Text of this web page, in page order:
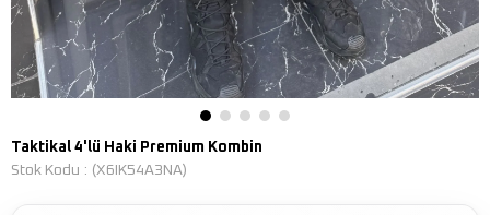
Taktikal 4'lü Haki Premium Kombin
Stok Kodu
(X6IK54A3NA)